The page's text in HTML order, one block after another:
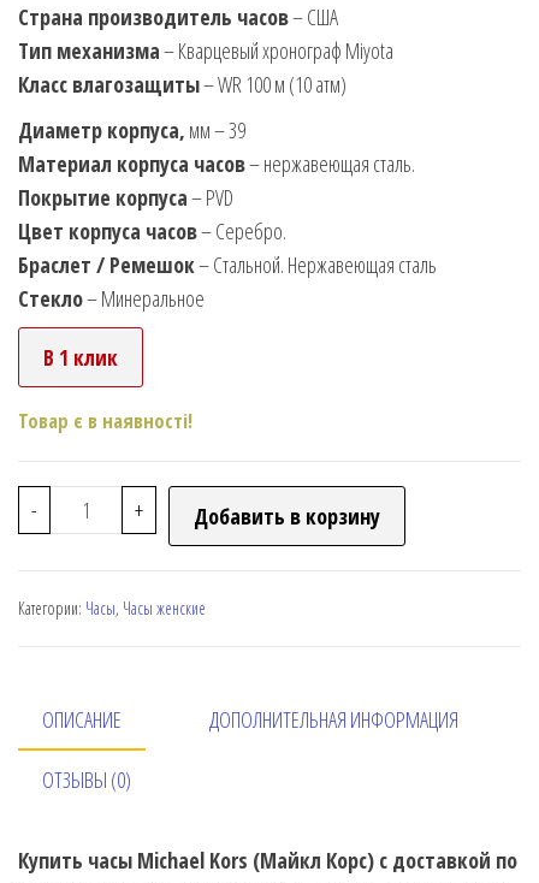
Страна производитель часов– США
Тип механизма– Кварцевый хронограф Miyota
Класс влагозащиты– WR 100 м (10 атм)
Диаметр корпуса, мм – 39
Материал корпуса часов– нержавеющая сталь.
Покрытие корпуса– PVD
Цвет корпуса часов– Серебро.
Браслет / Ремешок– Стальной. Нержавеющая сталь
Стекло– Минеральное
В 1 клик
Товар є в наявності!
- + Добавить в корзину
Категории: Часы, Часы женские
ОПИСАНИЕ ДОПОЛНИТЕЛЬНАЯ ИНФОРМАЦИЯ
ОТЗЫВЫ (0)
Купить часы Michael Kors (Майкл Корс) с доставкой по